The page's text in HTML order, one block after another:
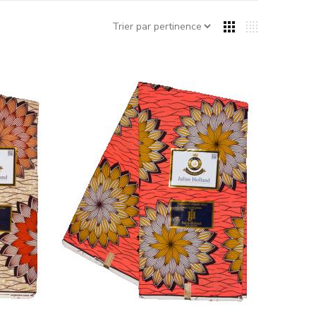
là où elle n’est pas appliquée. Cette méthode unique
introduite sur le continent africain.
qui en font un textile prisé pour toutes sortes de
plusieurs lavages. Grâce à son procédé
, orange, rose, bleu, vert – qui restent vives et ne
vous cherchiez àconfectionner des vêtements ou
!
à votre tissu habituel
. Apportez du caractère à vos